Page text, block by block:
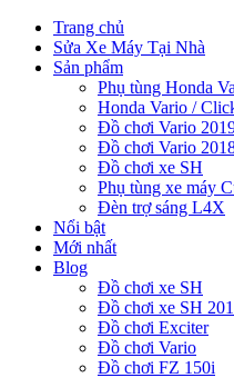
Trang chủ
Sửa Xe Máy Tại Nhà
Sản phẩm
Phụ tùng Honda
Honda Vario /
Đồ chơi Vario
Đồ chơi Vario
Đồ chơi xe SH
Phụ tùng xe máy
Đèn trợ sáng L4X
Nổi bật
Mới nhất
Blog
Đồ chơi xe SH
Đồ chơi xe SH
Đồ chơi Exciter
Đồ chơi Vario
Đồ chơi FZ 150i